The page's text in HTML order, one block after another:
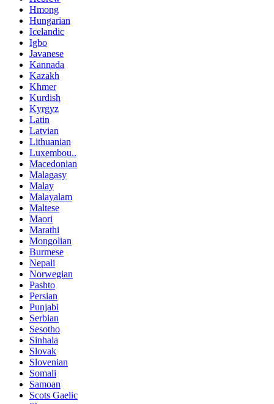
Hmong
Hungarian
Icelandic
Igbo
Javanese
Kannada
Kazakh
Khmer
Kurdish
Kyrgyz
Latin
Latvian
Lithuanian
Luxembou..
Macedonian
Malagasy
Malay
Malayalam
Maltese
Maori
Marathi
Mongolian
Burmese
Nepali
Norwegian
Pashto
Persian
Punjabi
Serbian
Sesotho
Sinhala
Slovak
Slovenian
Somali
Samoan
Scots Gaelic